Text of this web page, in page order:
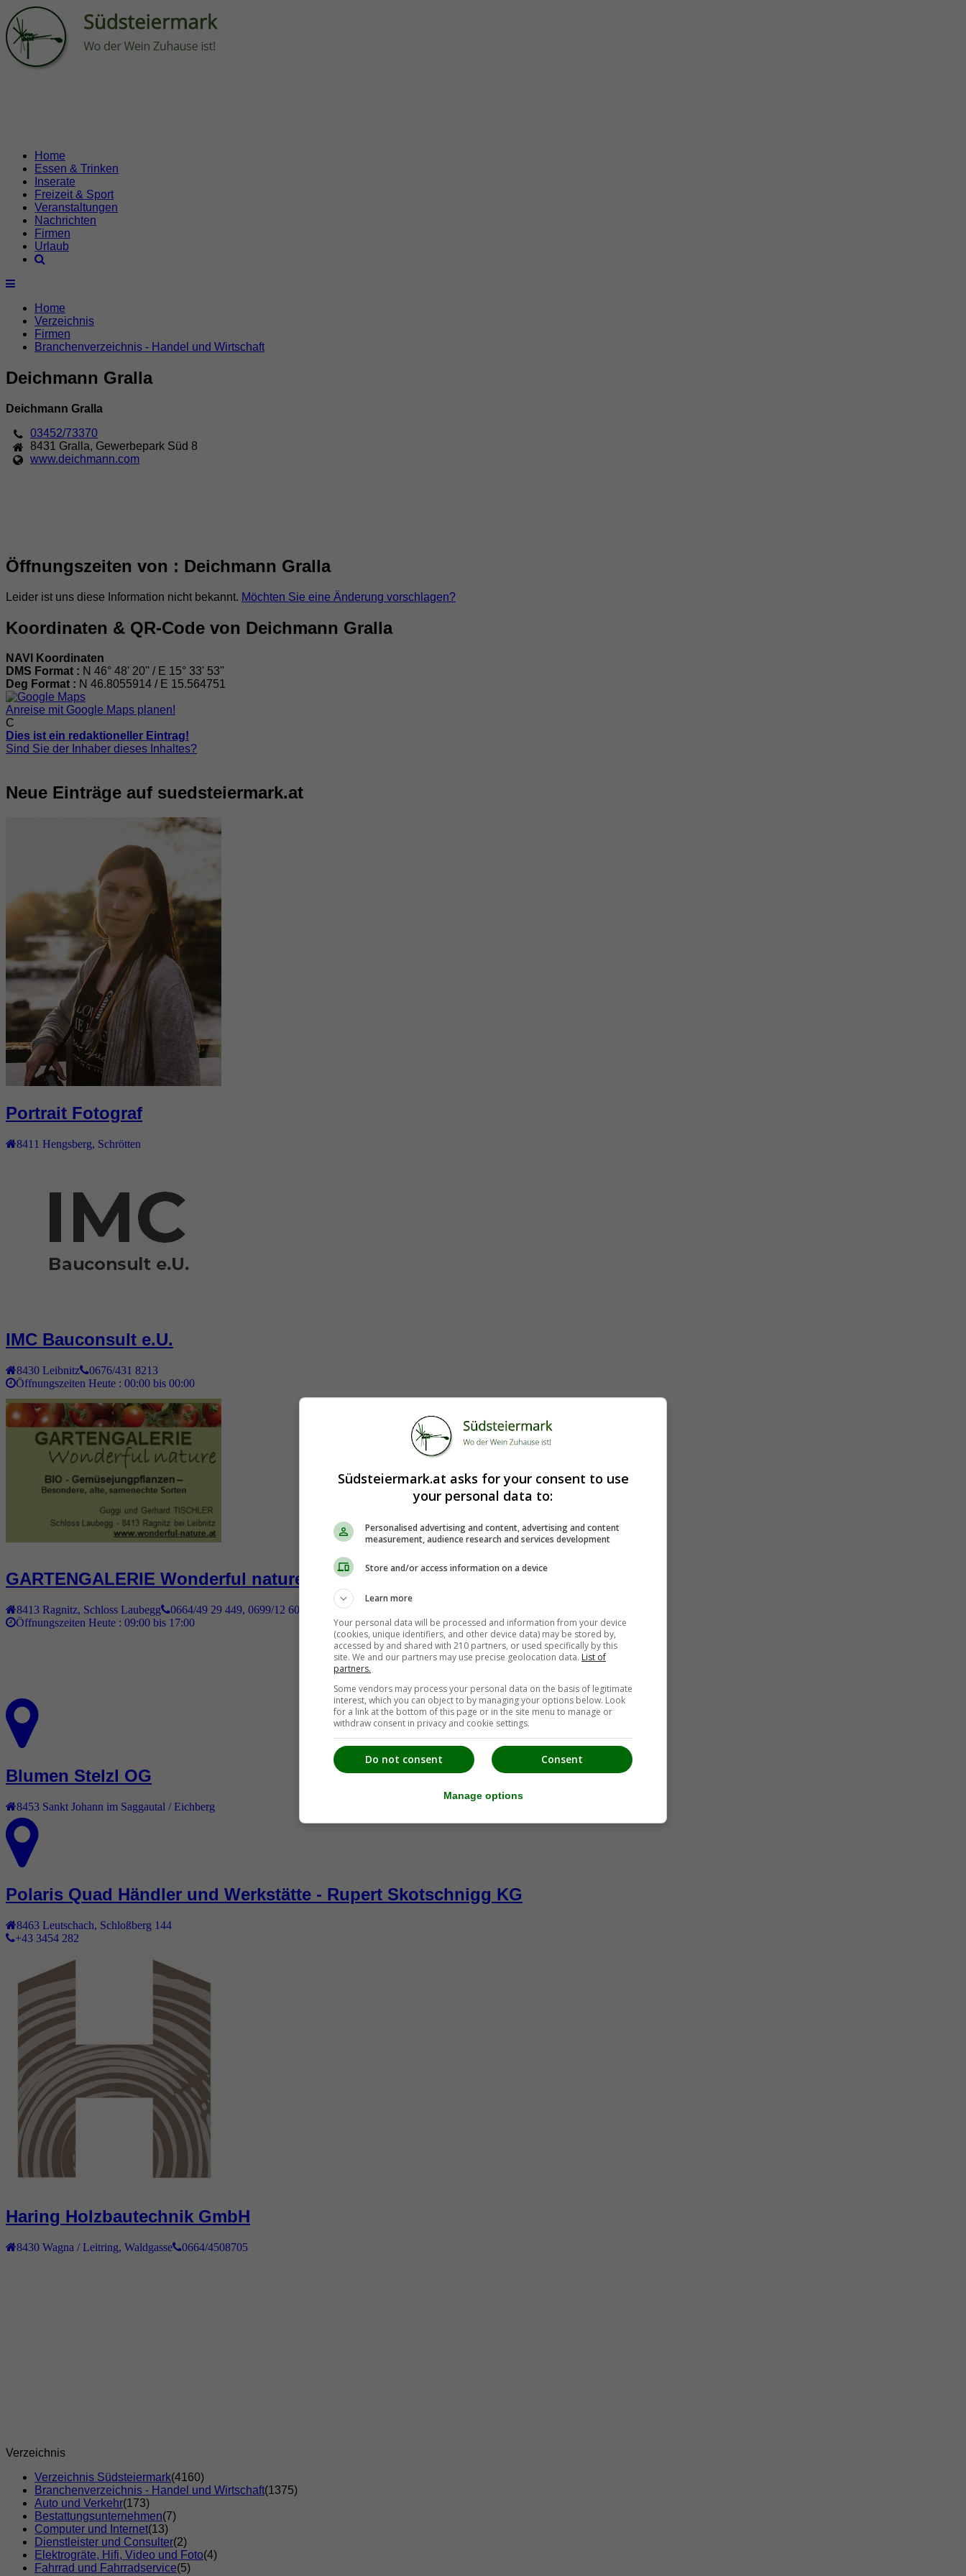
Home
Essen & Trinken
Inserate
Freizeit & Sport
Veranstaltungen
Nachrichten
Firmen
Urlaub
Home
Verzeichnis
Firmen
Branchenverzeichnis - Handel und Wirtschaft
Deichmann Gralla
Deichmann Gralla
03452/73370
8431 Gralla, Gewerbepark Süd 8
www.deichmann.com
Öffnungszeiten von : Deichmann Gralla
Leider ist uns diese Information nicht bekannt. Möchten Sie eine Änderung vorschlagen?
Koordinaten & QR-Code von Deichmann Gralla
NAVI Koordinaten
DMS Format : N 46° 48' 20'' / E 15° 33' 53''
Deg Format : N 46.8055914 / E 15.564751
Anreise mit Google Maps planen!
C
Dies ist ein redaktioneller Eintrag!
Sind Sie der Inhaber dieses Inhaltes?
Neue Einträge auf suedsteiermark.at
Portrait Fotograf
8411 Hengsberg Schrötten
IMC Bauconsult e.U.
8430 Leibnitz
0676/431 8213
Öffnungszeiten Heute : 00:00 bis 00:00
GARTENGALERIE Wonderful nature
8413 Ragnitz Schloss Laubegg
0664/49 29 449, 0699/12 600 445
Öffnungszeiten Heute : 09:00 bis 17:00
Blumen Stelzl OG
8453 Sankt Johann im Saggautal / Eichberg
Polaris Quad Händler und Werkstätte - Rupert Skotschnigg KG
8463 Leutschach, Schloßberg 144
+43 3454 282
Haring Holzbautechnik GmbH
8430 Wagna / Leitring Waldgasse 0664/4508705
Verzeichnis
Verzeichnis Südsteiermark(4160)
Branchenverzeichnis - Handel und Wirtschaft(1375)
Auto und Verkehr(173)
Bestattungsunternehmen(7)
Computer und Internet(13)
Dienstleister und Consulter(2)
Elektrogräte, Hifi, Video und Foto(4)
Fahrrad und Fahrradservice(5)
Südsteiermark.at asks for your consent to use
your personal data to:
Personalised advertising and content, advertising and content
measurement, audience research and services development
Store and/or access information on a device
Learn more
Your personal data will be processed and information from your device
(cookies, unique identifiers, and other device data) may be stored by,
accessed by and shared with 210 partners, or used specifically by this
site. We and our partners may use precise geolocation data. List of
partners.
Some vendors may process your personal data on the basis of legitimate
interest, which you can object to by managing your options below. Look
for a link at the bottom of this page or in the site menu to manage or
withdraw consent in privacy and cookie settings.
Consent
Do not consent
Manage options